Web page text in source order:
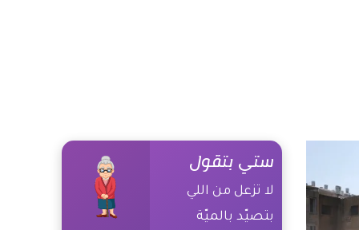
ستي بتقول
لا تزعل من اللي
بتصيّد بالميّة